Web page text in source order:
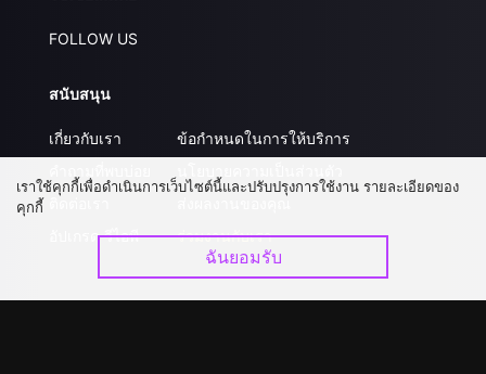
FOLLOW US
สนับสนุน
เกี่ยวกับเรา
อัปเกรด วีไอพี
ข้อกำหนดในการให้บริการ
ร่วมงานกับเรา
เราใช้คุกกี้เพื่อดำเนินการเว็บไซต์นี้และปรับปรุงการใช้งาน รายละเอียดของ
คุกกี้
ฉันยอมรับ